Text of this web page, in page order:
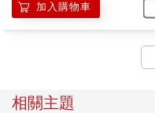
加入購物車
相關主題